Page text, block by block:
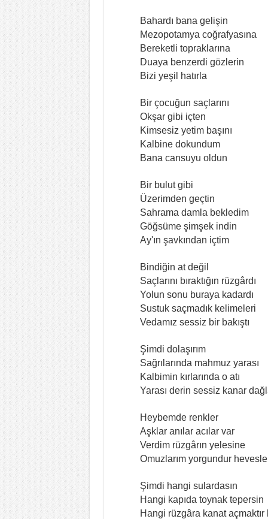
Bahardı bana gelişin
Mezopotamya coğrafyasına
Bereketli topraklarına
Duaya benzerdi gözlerin
Bizi yeşil hatırla
Bir çocuğun saçlarını
Okşar gibi içten
Kimsesiz yetim başını
Kalbine dokundum
Bana cansuyu oldun
Bir bulut gibi
Üzerimden geçtin
Sahrama damla bekledim
Göğsüme şimşek indin
Ay'ın şavkından içtim
Bindiğin at değil
Saçlarını bıraktığın rüzgârdı
Yolun sonu buraya kadardı
Sustuk saçmadık kelimeleri
Vedamız sessiz bir bakıştı
Şimdi dolaşırım
Sağrılarında mahmuz yarası
Kalbimin kırlarında o atı
Yarası derin sessiz kanar
Heybemde renkler
Aşklar anılar acılar var
Verdim rüzgârın yelesine
Omuzlarım yorgundur
Şimdi hangi sulardasın
Hangi kapıda toynak tepersin
Hangi rüzgâra kanat açmaktır